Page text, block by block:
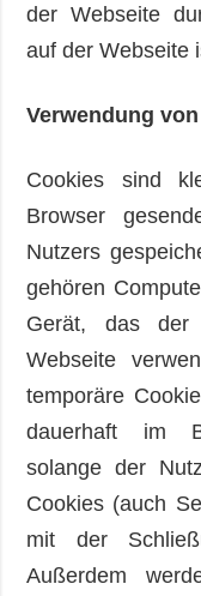
der Webseite
auf der Webseite
Verwendung
Cookies sind
Browser
Nutzers
gehören
Gerät, das
Webseite
temporäre
dauerhaft im
solange der
Cookies (auch
mit der
Außerdem